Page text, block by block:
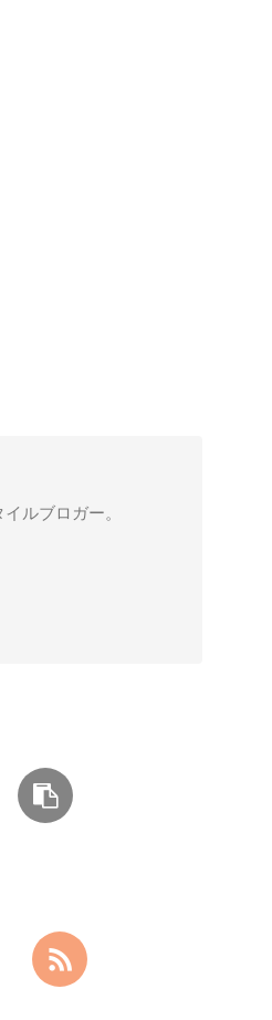
ルブロガー。